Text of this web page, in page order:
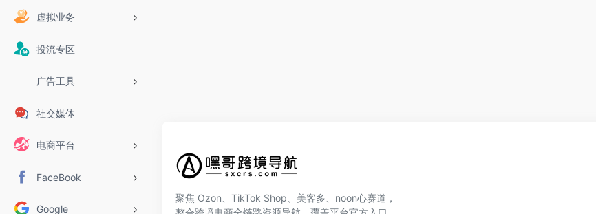
虚拟业务
投流专区
广告工具
社交媒体
电商平台
FaceBook
Google
聚焦 Ozon、TikTok Shop、美客多、noon心赛道，